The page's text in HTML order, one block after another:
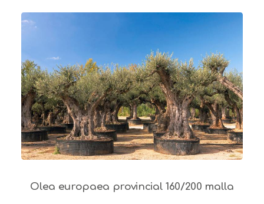
Olea europaea provincial 160/200 malla